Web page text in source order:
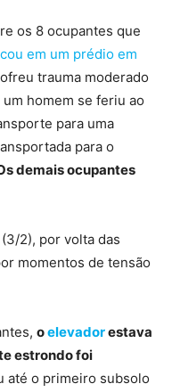
os 8 ocupantes que
em um prédio em
trauma moderado
homem se feriu ao
para uma
para o
demais ocupantes
2), por volta das
momentos de tensão
oelevadorestava
estrondo foi
até o primeiro subsolo